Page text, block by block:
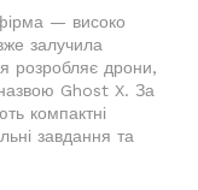
— високо
залучила
розробляє дрони,
Ghost X. За
компактні
завдання та